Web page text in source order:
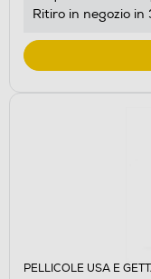
Ritiro in negozio
PELLICOLE USA E